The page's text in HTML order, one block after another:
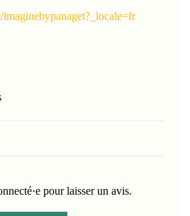
pour laisser un avis.